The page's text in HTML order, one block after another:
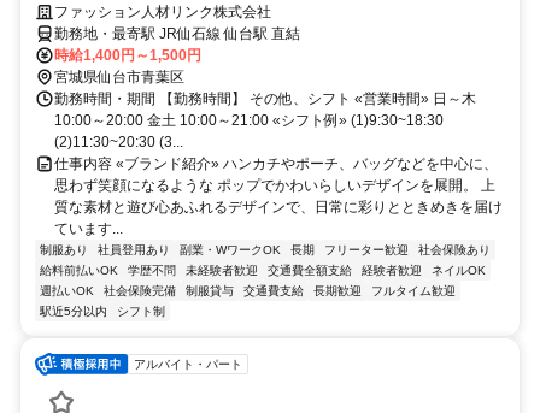
直結交通費支給◎
ファッション人材リンク株式会社
勤務地・最寄駅 JR仙石線 仙台駅 直結
時給1,400円～1,500円
宮城県仙台市青葉区
勤務時間・期間 【勤務時間】 その他、シフト «営業時間» 日～木
10:00～20:00 金土 10:00～21:00 «シフト例» (1)9:30~18:30
(2)11:30~20:30 (3...
仕事内容 «ブランド紹介» ハンカチやポーチ、バッグなどを中心に、
思わず笑顔になるような ポップでかわいらしいデザインを展開。 上
質な素材と遊び心あふれるデザインで、日常に彩りとときめきを届け
ています...
制服あり 社員登用あり 副業・WワークOK 長期 フリーター歓迎
社会保険あり
給料前払いOK
学歴不問 未経験者歓迎 交通費全額支給 経験者歓迎
ネイルOK
週払いOK
社会保険完備 制服貸与 交通費支給 長期歓迎
フルタイム歓迎
駅近5分以内
シフト制
アルバイト・パート